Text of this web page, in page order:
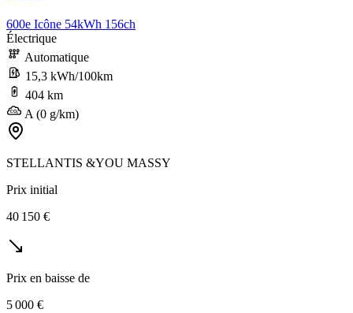
600e Icône 54kWh 156ch
Électrique
Automatique
15,3 kWh/100km
404 km
A (0 g/km)
STELLANTIS &YOU MASSY
Prix initial
40 150 €
Prix en baisse de
5 000 €